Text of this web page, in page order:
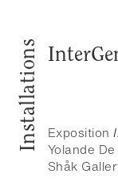
Installations Exposition
Yolande
Shåk